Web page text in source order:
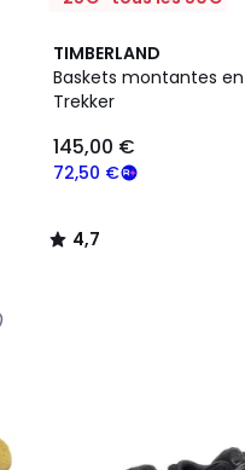
TIMBERLAND
Baskets montantes
Trekker
72,50 €
145,00 €
4,7
/ 5
4,7
/